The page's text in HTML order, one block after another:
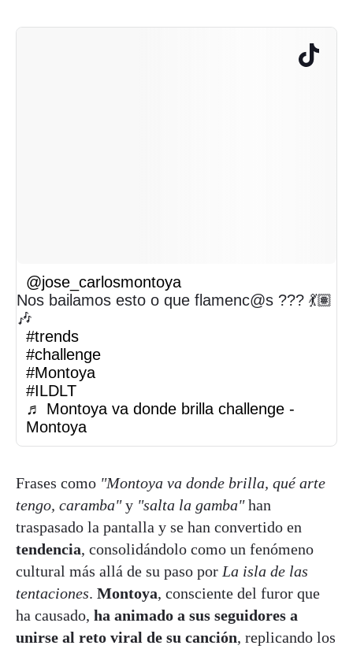
@jose_carlosmontoya
Nos bailamos esto o que flamenc@s ??? 💃🏽
🎶
#trends
#challenge
#Montoya
#ILDLT
♬ Montoya va donde brilla challenge -
Montoya
Frases como "Montoya va donde brilla, qué arte
tengo, caramba"y "salta la gamba"han
traspasado la pantalla y se han convertido en
tendencia, consolidándolo como un fenómeno
cultural más allá de su paso por La isla de las
tentaciones. Montoya, consciente del furor que
ha causado, ha animado a sus seguidores a
unirse al reto viral de su canción, replicando los